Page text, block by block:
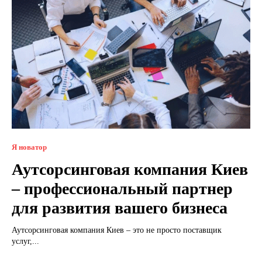
Я новатор
Аутсорсинговая компания Киев
– профессиональный партнер
для развития вашего бизнеса
Аутсорсинговая компания Киев – это не просто поставщик
услуг,...